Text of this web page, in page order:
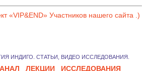
«VIP&END» Участников нашего сайта .)
ИНДИГО. СТАТЬИ, ВИДЕО ИССЛЕДОВАНИЯ.
ЛЕКЦИИ
ИССЛЕДОВАНИЯ